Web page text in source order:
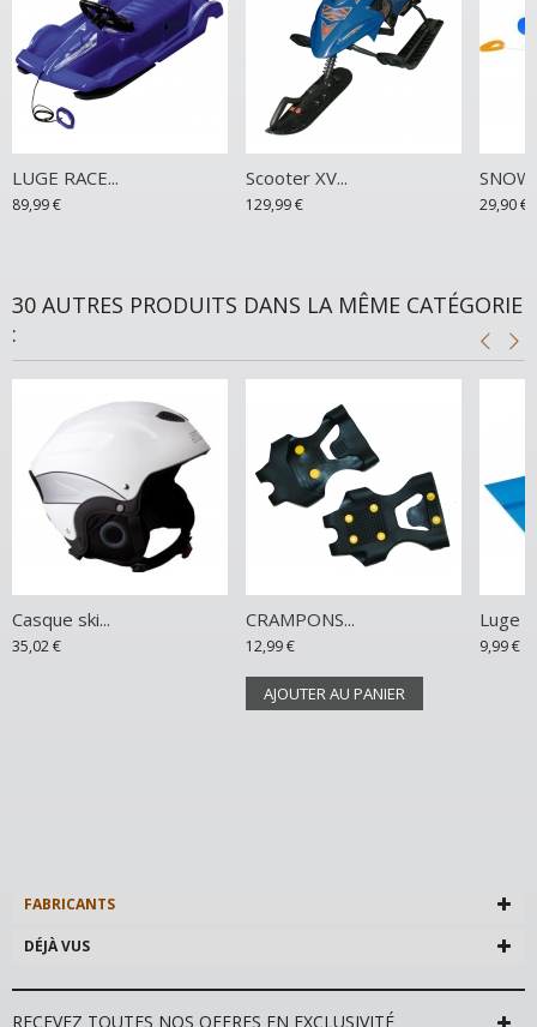
LUGE RACE...
89,99 €
Scooter XV...
129,99 € 29,90 €
30 AUTRES PRODUITS DANS LA MÊME CATÉGORIE
:
Casque ski...
35,02 €
CRAMPONS...
12,99 €
AJOUTER AU PANIER
Luge
9,99 €
FABRICANTS
DÉJÀ VUS
RECEVEZ TOUTES NOS OFFRES EN EXCLUSIVITÉ